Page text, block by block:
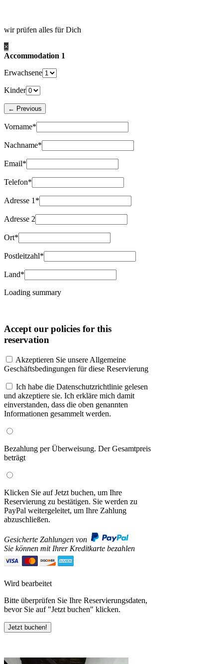
wir prüfen alles für Dich
×
Accommodation 1
Erwachsene
Kinder
Vorname*
Nachname*
Email*
Telefon*
Adresse 1*
Adresse 2
Ort*
Postleitzahl*
Land*
Loading summary
Accept our policies for this
reservation
Akzeptieren Sie unsere Allgemeine
Geschäftsbedingungen für diese Reservierung
Ich habe die Datenschutzrichtlinie gelesen
und akzeptiere sie. Ich erkläre mich damit
einverstanden, dass die oben genannten
Informationen gesammelt werden.
Bezahlung per Überweisung. Der Gesamtpreis
beträgt
Klicken Sie auf Jetzt buchen, um Ihre
Reservierung zu bestätigen. Sie werden zu
PayPal weitergeleitet, um Ihre Zahlung
abzuschließen.
Gesicherte Zahlungen von
Sie können mit Ihrer Kreditkarte bezahlen
Wird bearbeitet
Bitte überprüfen Sie Ihre Reservierungsdaten,
bevor Sie auf "Jetzt buchen" klicken.